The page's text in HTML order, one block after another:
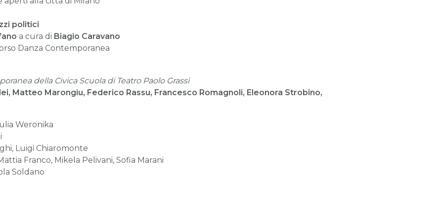
politici
a cura di Biagio Caravano
Danza Contemporanea
della Civica Scuola di Teatro Paolo Grassi
Matteo Marongiu, Federico Rassu, Francesco Romagnoli, Eleonora Strobino,
Weronika
Luigi Chiaromonte
Franco, Mikela Pelivani, Sofia Marani
Soldano